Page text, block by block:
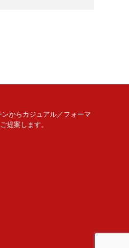
からカジュアル／フォーマ
提案します。